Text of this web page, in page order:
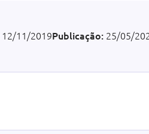
12/11/2019Publicação: 25/05/